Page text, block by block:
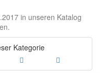
in unseren Katalog
Kategorie